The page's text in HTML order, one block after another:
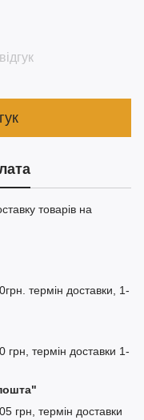
товарів на
термін доставки, 1-
грн, термін доставки 1-
грн, термін доставки